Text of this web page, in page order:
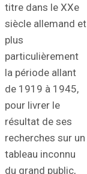
titre dans le XXe
siècle allemand et
plus
particulièrement
la période allant
de 1919 à 1945,
pour livrer le
résultat de ses
recherches sur un
tableau inconnu
du grand public,